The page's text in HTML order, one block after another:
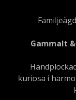
Gammalt
kuriosa i